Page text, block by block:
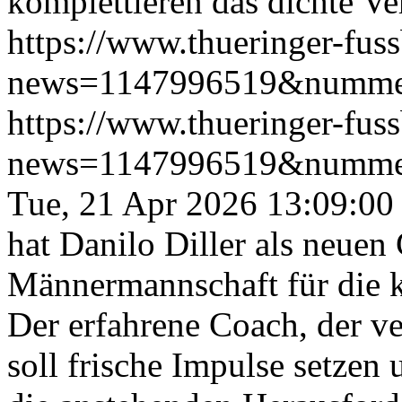
https://www.thueringer-
https://www.thueringer-
Tue, 21 Apr 2026
hat Danilo Diller als neuen
Männermannschaft für die
Der erfahrene Coach, der
soll frische Impulse setzen